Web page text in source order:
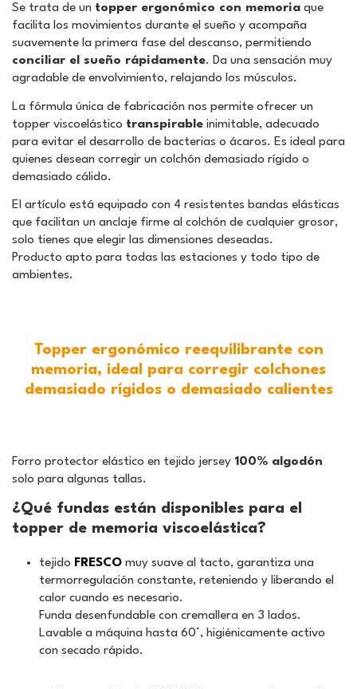
Se trata de un topper ergonómico con memoria que
facilita los movimientos durante el sueño y acompaña
suavemente la primera fase del descanso, permitiendo
conciliar el sueño rápidamente. Da una sensación muy
agradable de envolvimiento, relajando los músculos.
La fórmula única de fabricación nos permite ofrecer un
topper viscoelástico transpirable inimitable, adecuado
para evitar el desarrollo de bacterias o ácaros. Es ideal para
quienes desean corregir un colchón demasiado rígido o
demasiado cálido.
El artículo está equipado con 4 resistentes bandas elásticas
que facilitan un anclaje firme al colchón de cualquier grosor,
solo tienes que elegir las dimensiones deseadas.
Producto apto para todas las estaciones y todo tipo de
ambientes.
Topper ergonómico reequilibrante con
memoria, ideal para corregir colchones
demasiado rígidos o demasiado calientes
Forro protector elástico en tejido jersey 100% algodón
solo para algunas tallas.
¿Qué fundas están disponibles para el
topper de memoria viscoelástica?
tejido FRESCO muy suave al tacto, garantiza una
termorregulación constante, reteniendo y liberando el
calor cuando es necesario.
Funda desenfundable con cremallera en 3 lados.
Lavable a máquina hasta 60°, higiénicamente activo
con secado rápido.